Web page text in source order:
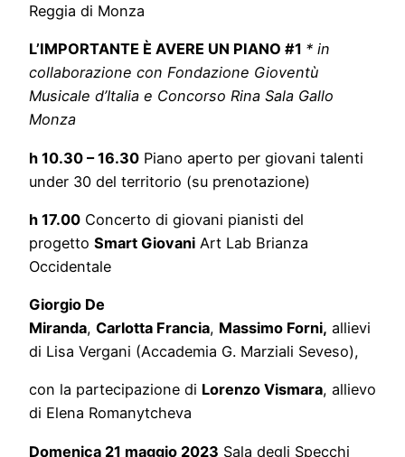
Reggia di Monza
L’IMPORTANTE È AVERE UN PIANO #1 * in
collaborazione con Fondazione Gioventù
Musicale d’Italia e Concorso Rina Sala Gallo
Monza
h 10.30 – 16.30 Piano aperto per giovani talenti
under 30 del territorio (su prenotazione)
h 17.00 Concerto di giovani pianisti del
progetto Smart Giovani Art Lab Brianza
Occidentale
Giorgio De
Miranda, Carlotta Francia, Massimo Forni, allievi
di Lisa Vergani (Accademia G. Marziali Seveso),
con la partecipazione di Lorenzo Vismara, allievo
di Elena Romanytcheva
Domenica 21 maggio 2023 Sala degli Specchi